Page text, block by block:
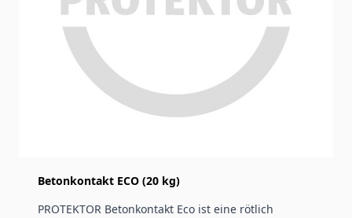
Artikelnummer
Betonkontakt ECO (20 kg)
PROTEKTOR Betonkontakt Eco ist eine rötlich